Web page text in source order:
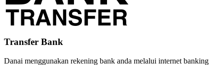
Transfer Bank
Danai menggunakan rekening bank anda melalui internet banking